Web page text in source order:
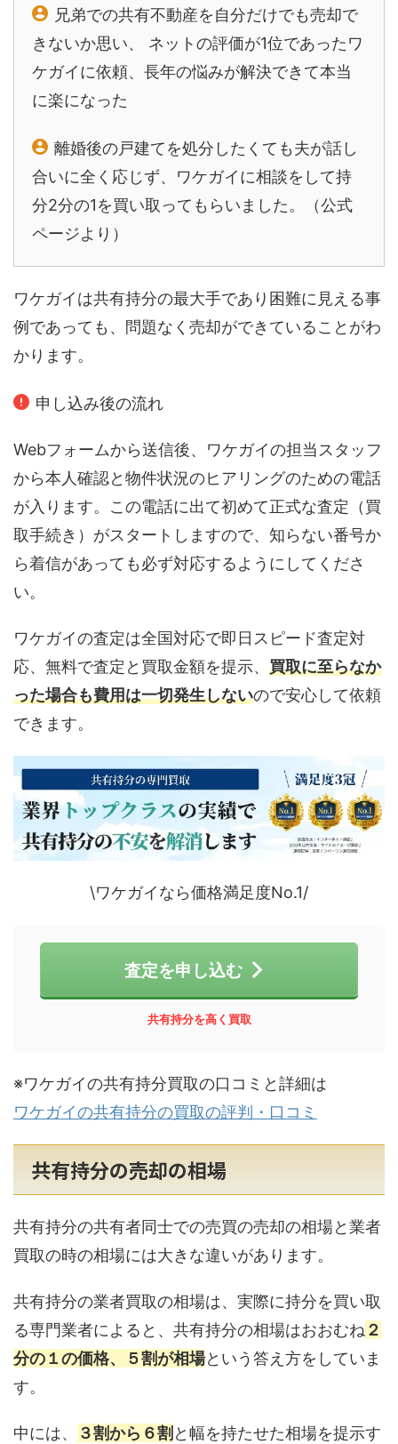
兄弟での共有不動産を自分だけでも売却で
きないか思い、 ネットの評価が1位であったワ
ケガイに依頼、長年の悩みが解決できて本当
に楽になった
離婚後の戸建てを処分したくても夫が話し
合いに全く応じず、ワケガイに相談をして持
分2分の1を買い取ってもらいました。（公式
ページより）
ワケガイは共有持分の最大手であり困難に見える事
例であっても、問題なく売却ができていることがわ
かります。
申し込み後の流れ
Webフォームから送信後、ワケガイの担当スタッフ
から本人確認と物件状況のヒアリングのための電話
が入ります。この電話に出て初めて正式な査定（買
取手続き）がスタートしますので、知らない番号か
ら着信があっても必ず対応するようにしてくださ
い。
ワケガイの査定は全国対応で即日スピード査定対
応、無料で査定と買取金額を提示、 買取に至らなか
った場合も費用は一切発生しないので安心して依頼
できます。
\ワケガイなら価格満足度No.1/
査定を申し込む
共有持分を高く買取
※ワケガイの共有持分買取の口コミと詳細は
ワケガイの共有持分の買取の評判・口コミ
共有持分の売却の相場
共有持分の共有者同士での売買の売却の相場と業者
買取の時の相場には大きな違いがあります。
共有持分の業者買取の相場は、実際に持分を買い取
る専門業者によると、共有持分の相場はおおむね２
分の１の価格、５割が相場という答え方をしていま
す。
中には、 ３割から６割 と幅を持たせた相場を提示す